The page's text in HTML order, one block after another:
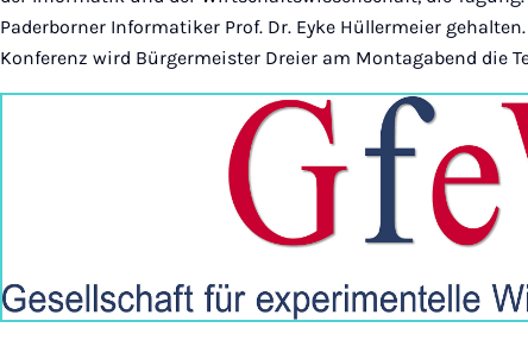
Paderborner Informatiker Prof. Dr. Eyke Hüllermeier
Konferenz wird Bürgermeister Dreier am Montagabend die